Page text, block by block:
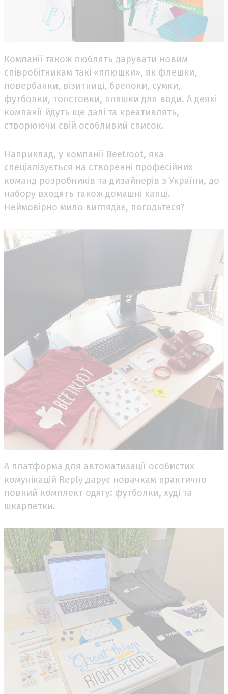
Компанії також люблять дарувати новим
співробітникам такі «плюшки», як флешки,
повербанки, візитниці, брелоки, сумки,
футболки, толстовки, пляшки для води. А деякі
компанії йдуть ще далі та креативлять,
створюючи свій особливий список.
Наприклад, у компанії Beetroot, яка
спеціалізується на створенні професійних
команд розробників та дизайнерів з України, до
набору входять також домашні капці.
Неймовірно мило виглядає, погодьтеся?
А платформа для автоматизації особистих
комунікацій Reply дарує новачкам практично
повний комплект одягу: футболки, худі та
шкарпетки.